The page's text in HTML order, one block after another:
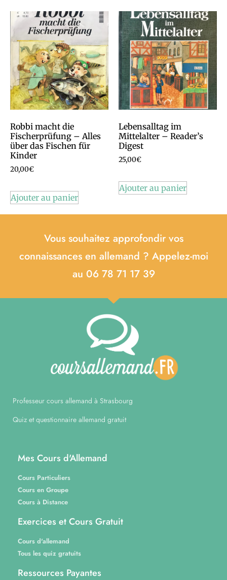
Robbi macht die
Fischerprüfung – Alles
über das Fischen für
Kinder
20,00€
Ajouter au panier
Lebensalltag im
Mittelalter – Reader’s
Digest
25,00€
Ajouter au panier
Vous souhaitez approfondir vos
connaissances en allemand ? Appelez-moi
au 06 78 71 17 39
Professeur cours allemand à Strasbourg
Quiz et questionnaire allemand gratuit
Mes Cours d'Allemand
Cours Particuliers
Cours en Groupe
Cours à Distance
Exercices et Cours Gratuit
Cours d'allemand
Tous les quiz gratuits
Ressources Payantes